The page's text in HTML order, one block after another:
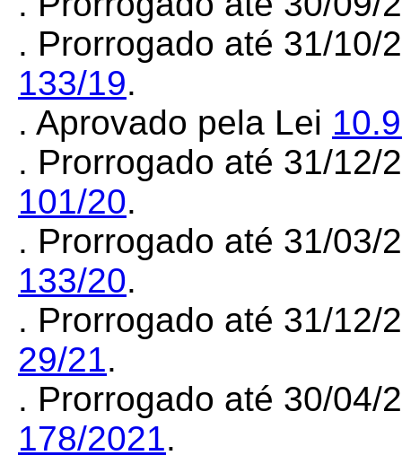
. Prorrogado até 31/10/
133/19.
. Aprovado pela Lei
. Prorrogado até 31/12/
101/20.
. Prorrogado até 31/03/
133/20.
. Prorrogado até 31/12/
29/21.
. Prorrogado até 30/04/
178/2021.